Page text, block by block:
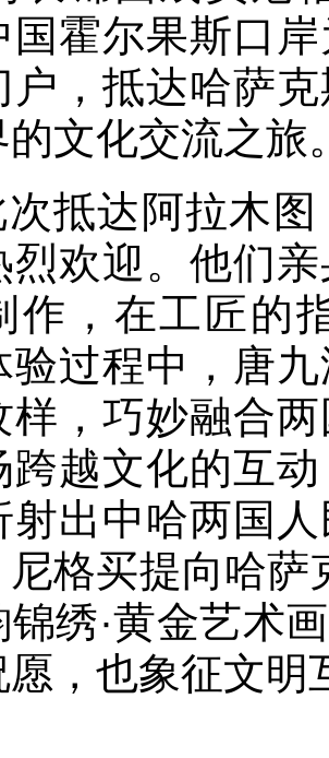
国霍尔果斯口
户，抵达哈萨
文化交流之旅
达阿拉木图
烈欢迎。他们
作，在工匠的
验过程中，唐
样，巧妙融合
跨越文化的互
射出中哈两国
格买提向哈
绣·黄金艺术
愿，也象征文明